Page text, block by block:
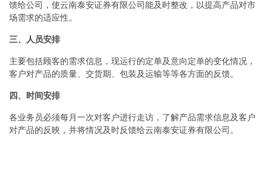
馈给公司，使云南泰安证券有限公司能及时整改，以提高产品对市
场需求的适应性。
三、人员安排
主要包括顾客的需求信息，现运行的定单及意向定单的变化情况，
客户对产品的质量、交货期、包装及运输等等各方面的反馈。
四、时间安排
各业务员必须每月一次对客户进行走访，了解产品需求信息及客户
对产品的反映，并将情况及时反馈给云南泰安证券有限公司。